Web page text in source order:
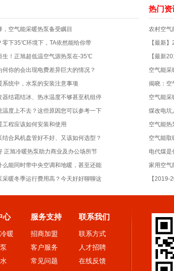
，空气能采暖热泵备受瞩目
零下35℃环境下，TA依然能给你带
生！正旭超低温空气源热泵在-35℃
何你的会出现电费差异巨大的情况？
系统中，水泵的安装注意事项
器结霜结冰、热水温度不够甚至机组停
温度上不去？这些原因您可以参考一下
工程应该如何安装和使用
结合风机盘管好不好、又该如何选型？
正旭冷暖热泵助力商业及办公场所节
么能同时带中央空调和地暖，甚至还能
采暖冬季运行费用高？今天好好聊聊这
热门资
农村空气
【最新
【最新
空气能采
揭晓：空
空气能采
煤改电坑
空气能热
空气能取
电代煤是
家用空气
【2019-
心
暖
服务支持
招商加盟
客户服务
常见问题
联系我们
联系方式
人才招聘
在线反馈